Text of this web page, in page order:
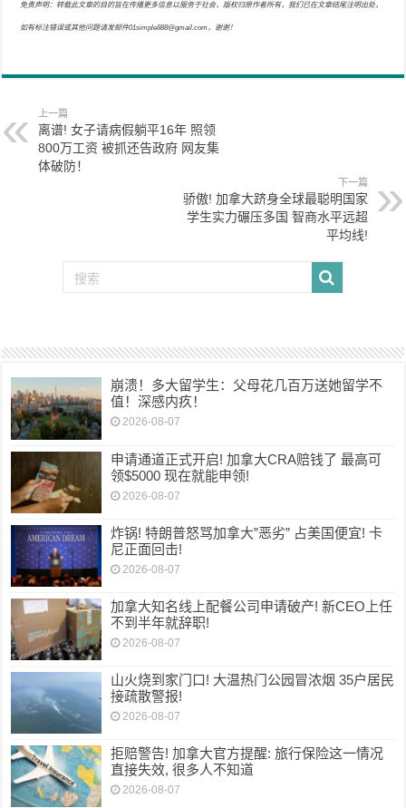
免责声明：转载此文章的目的旨在传播更多信息以服务于社会，版权归原作者所有，我们已在文章结尾注明出处，
如有标注错误或其他问题请发邮件01simple888@gmail.com，谢谢！
上一篇
离谱! 女子请病假躺平16年 照领
800万工资 被抓还告政府 网友集
体破防！
下一篇
骄傲! 加拿大跻身全球最聪明国家
学生实力碾压多国 智商水平远超
平均线!
崩溃！多大留学生：父母花几百万送她留学不
值！深感内疚！
2026-08-07
申请通道正式开启! 加拿大CRA赔钱了 最高可
领$5000 现在就能申领!
2026-08-07
炸锅! 特朗普怒骂加拿大”恶劣” 占美国便宜! 卡
尼正面回击!
2026-08-07
加拿大知名线上配餐公司申请破产! 新CEO上任
不到半年就辞职!
2026-08-07
山火烧到家门口! 大温热门公园冒浓烟 35户居民
接疏散警报!
2026-08-07
拒赔警告! 加拿大官方提醒: 旅行保险这一情况
直接失效, 很多人不知道
2026-08-07